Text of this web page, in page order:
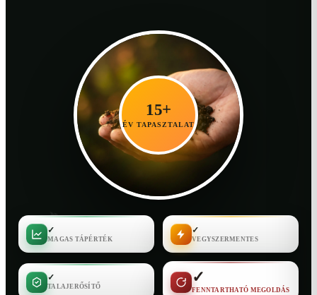
15+
ÉV TAPASZTALAT
✓
MAGAS TÁPÉRTÉK
✓
VEGYSZERMENTES
✓
TALAJERŐSÍTŐ
✓
FENNTARTHATÓ MEGOLDÁS